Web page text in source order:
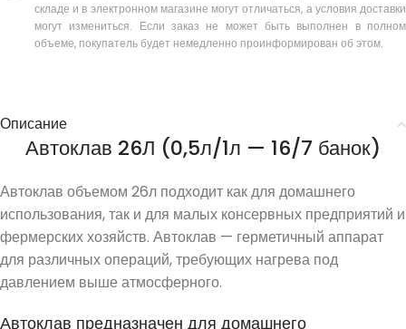
складе и в электронном магазине могут отличаться, а условия доставки
могут измениться. Если заказ не может быть выполнен в полном
объеме, покупатель будет немедленно проинформирован об этом.
Описание
Автоклав 26Л (0,5л/1л — 16/7 банок)
Автоклав объемом 26л подходит как для домашнего
использования, так и для малых консервных предприятий и
фермерских хозяйств. Автоклав — герметичный аппарат
для различных операций, требующих нагрева под
давлением выше атмосферного.
Автоклав предназначен для домашнего